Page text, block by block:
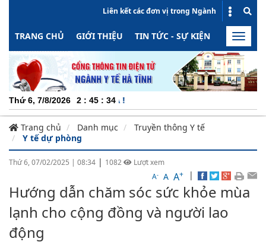
Liên kết các đơn vị trong Ngành
TRANG CHỦ GIỚI THIỆU TIN TỨC - SỰ KIỆN HOẠT
Toggle
Thứ 6, 7/8/2026 2 : 45 : 35
Trang chủ Danh mục
Truyền thông Y tế
Y tế dự phòng
Thứ 6, 07/02/2025 | 08:34 | 1082
Lượt xem
A- A A+ |
Hướng dẫn chăm sóc sức khỏe mùa
lạnh cho cộng đồng và người lao
động